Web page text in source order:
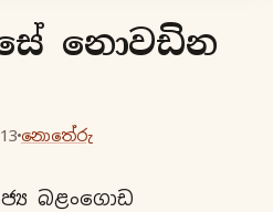
නොවඩින
නොතේරු
බළංගොඩ